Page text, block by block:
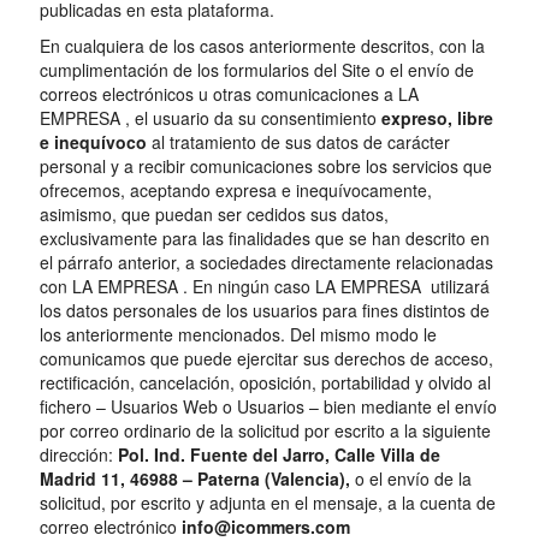
publicadas en esta plataforma.
En cualquiera de los casos anteriormente descritos, con la
cumplimentación de los formularios del Site o el envío de
correos electrónicos u otras comunicaciones a LA
EMPRESA , el usuario da su consentimiento expreso, libre
e inequívoco al tratamiento de sus datos de carácter
personal y a recibir comunicaciones sobre los servicios que
ofrecemos, aceptando expresa e inequívocamente,
asimismo, que puedan ser cedidos sus datos,
exclusivamente para las finalidades que se han descrito en
el párrafo anterior, a sociedades directamente relacionadas
con LA EMPRESA . En ningún caso LA EMPRESA utilizará
los datos personales de los usuarios para fines distintos de
los anteriormente mencionados. Del mismo modo le
comunicamos que puede ejercitar sus derechos de acceso,
rectificación, cancelación, oposición, portabilidad y olvido al
fichero – Usuarios Web o Usuarios – bien mediante el envío
por correo ordinario de la solicitud por escrito a la siguiente
dirección: Pol. Ind. Fuente del Jarro, Calle Villa de
Madrid 11, 46988 – Paterna (Valencia), o el envío de la
solicitud, por escrito y adjunta en el mensaje, a la cuenta de
correo electrónico info@icommers.com